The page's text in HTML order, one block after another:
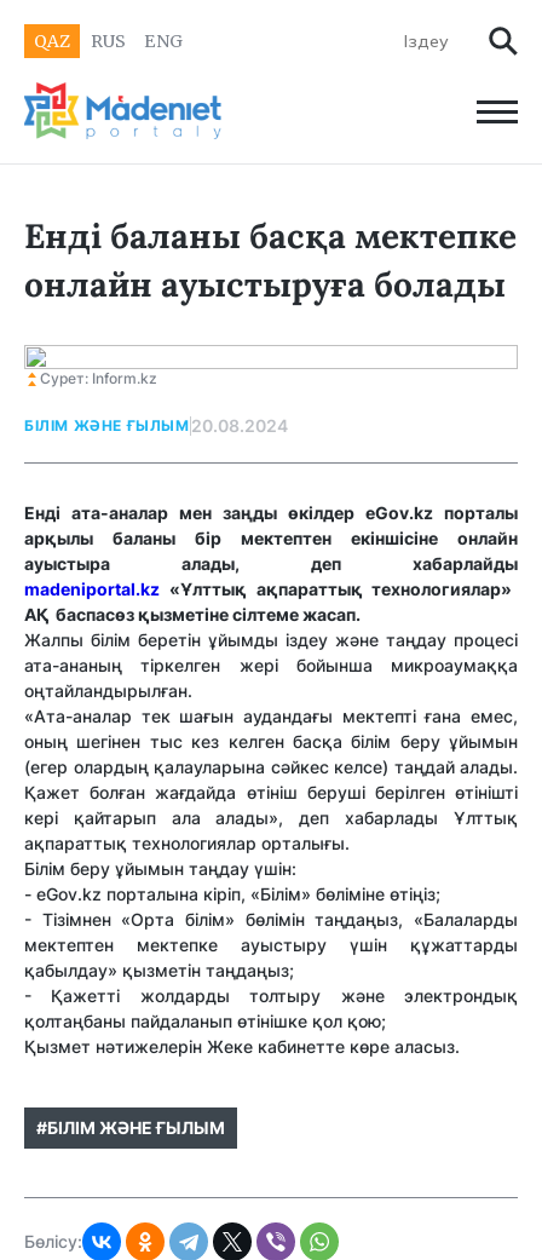
QAZ RUS ENG
Енді баланы басқа мектепке
онлайн ауыстыруға болады
Сурет: Inform.kz
БІЛІМ ЖӘНЕ ҒЫЛЫМ 20.08.2024
Енді ата-аналар мен заңды өкілдер eGov.kz порталы
арқылы баланы бір мектептен екіншісіне онлайн
ауыстыра алады, деп хабарлайды
madeniportal.kz «Ұлттық ақпараттық технологиялар»
АҚ баспасөз қызметіне сілтеме жасап.
Жалпы білім беретін ұйымды іздеу және таңдау процесі
ата-ананың тіркелген жері бойынша микроаумаққа
оңтайландырылған.
«Ата-аналар тек шағын аудандағы мектепті ғана емес,
оның шегінен тыс кез келген басқа білім беру ұйымын
(егер олардың қалауларына сәйкес келсе) таңдай алады.
Қажет болған жағдайда өтініш беруші берілген өтінішті
кері қайтарып ала алады», деп хабарлады Ұлттық
ақпараттық технологиялар орталығы.
Білім беру ұйымын таңдау үшін:
- eGov.kz порталына кіріп, «Білім» бөліміне өтіңіз;
- Тізімнен «Орта білім» бөлімін таңдаңыз, «Балаларды
мектептен мектепке ауыстыру үшін құжаттарды
қабылдау» қызметін таңдаңыз;
- Қажетті жолдарды толтыру және электрондық
қолтаңбаны пайдаланып өтінішке қол қою;
Қызмет нәтижелерін Жеке кабинетте көре аласыз.
#БІЛІМ ЖӘНЕ ҒЫЛЫМ
Бөлісу: